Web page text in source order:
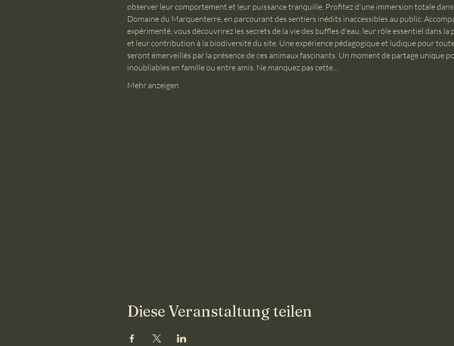
observer leur comportement et leur puissance tranquille. Profitez d'une immersion totale
Domaine du Marquenterre, en parcourant des sentiers inédits inaccessibles au public.
expérimenté, vous découvrirez les secrets de la vie des buffles d'eau, leur rôle essentiel dans
et leur contribution à la biodiversité du site. Une expérience pédagogique et ludique pour
seront émerveillés par la présence de ces animaux fascinants. Un moment de partage unique
inoubliables en famille ou entre amis. Ne manquez pas cette…
Mehr anzeigen
Diese Veranstaltung teilen